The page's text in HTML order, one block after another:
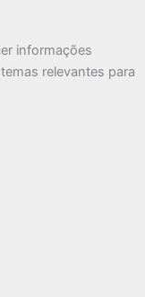
informações
relevantes para